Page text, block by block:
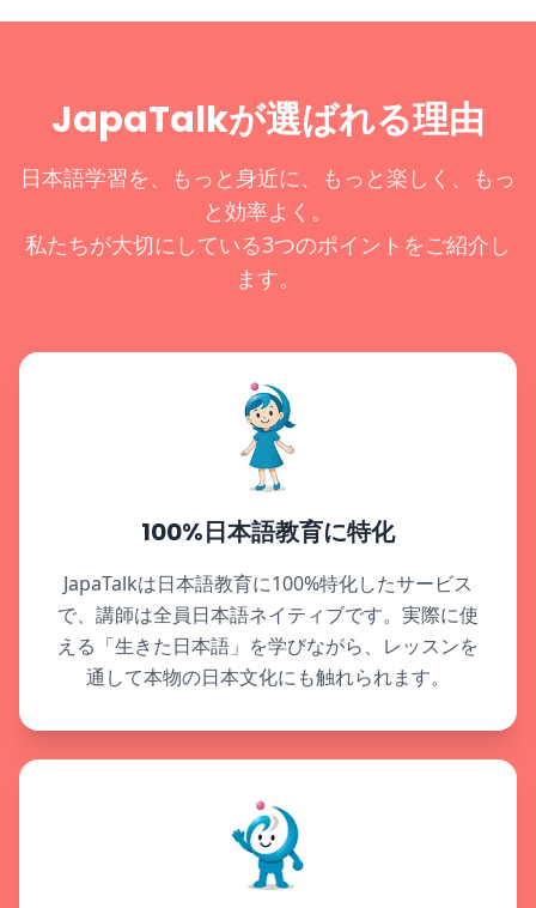
JapaTalkが選ばれる理由
日本語学習を、もっと身近に、もっと楽しく、もっ
と効率よく。
私たちが大切にしている3つのポイントをご紹介し
ます。
100%日本語教育に特化
JapaTalkは日本語教育に100%特化したサービス
で、講師は全員日本語ネイティブです。実際に使
える「生きた日本語」を学びながら、レッスンを
通して本物の日本文化にも触れられます。